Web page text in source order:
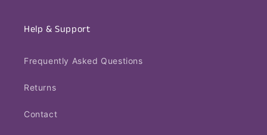
Help & Support
Frequently Asked Questions
Returns
Contact